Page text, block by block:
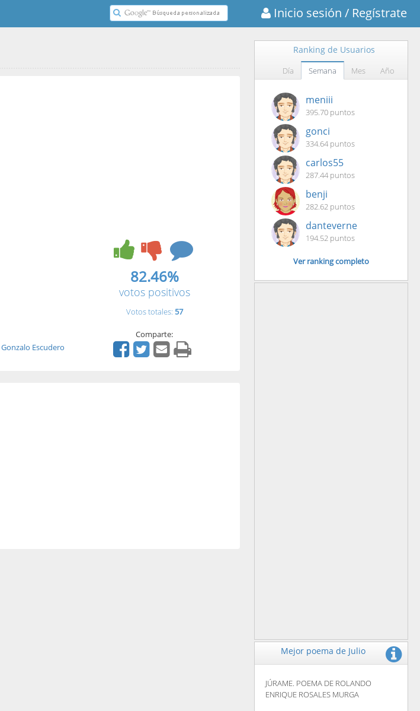
Inicio sesión / Regístrate
Gonzalo Escudero
82.46%
votos positivos
Votos totales: 57
Comparte:
Ranking de Usuarios
Día Semana Mes Año
meniii
395.70 puntos
gonci
334.64 puntos
carlos55
287.44 puntos
benji
282.62 puntos
danteverne
194.52 puntos
Ver ranking completo
Mejor poema de Julio
JÚRAME. POEMA DE ROLANDO
ENRIQUE ROSALES MURGA